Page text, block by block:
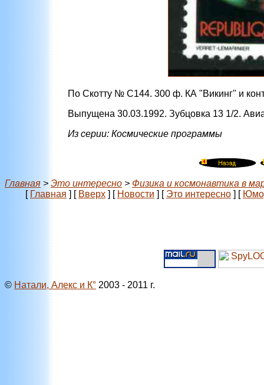
По Скотту № C144. 300 ф. КА "Викинг" и
Выпущена 30.03.1992. Зубцовка 13 1/2.
Из серии: Космические программы
Главная > Это интересно > Физика и космонавтика в
[ Главная ] [ Вверх ] [ Новости ] [ Это интересно ] [
© Натали, Алекс и К° 2003 - 2011 г.